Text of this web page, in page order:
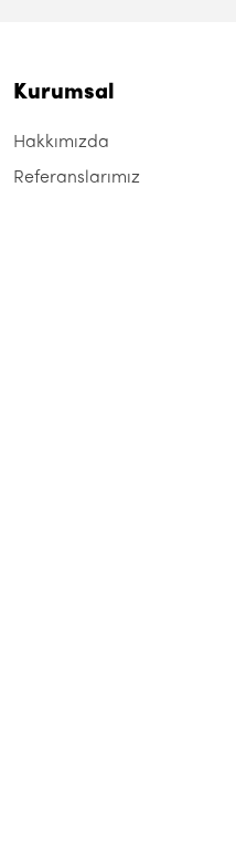
Kurumsal
Hakkımızda
Referanslarımız